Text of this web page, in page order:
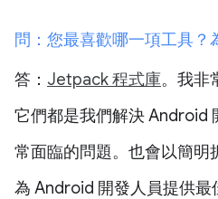
問：您最喜歡哪一項工具？
答： Jetpack 程式庫。我非
它們都是我們解決 Android
常面臨的問題。也會以簡明
為 Android 開發人員提供最